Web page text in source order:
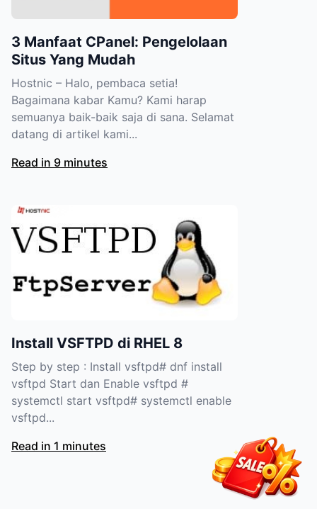
3 Manfaat CPanel: Pengelolaan
Situs Yang Mudah
Hostnic – Halo, pembaca setia!
Bagaimana kabar Kamu? Kami harap
semuanya baik-baik saja di sana. Selamat
datang di artikel kami...
Read in 9 minutes
Install VSFTPD di RHEL 8
Step by step : Install vsftpd# dnf install
vsftpd Start dan Enable vsftpd #
systemctl start vsftpd# systemctl enable
vsftpd...
Read in 1 minutes